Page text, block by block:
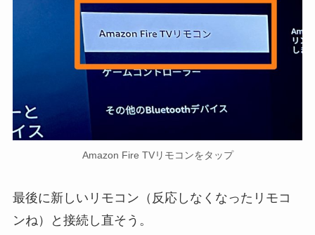
Amazon Fire TVリモコンをタップ
最後に新しいリモコン（反応しなくなったリモコ
ンね）と接続し直そう。